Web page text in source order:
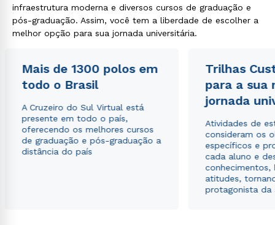
infraestrutura moderna e diversos cursos de graduação e
pós-graduação. Assim, você tem a liberdade de escolher a
melhor opção para sua jornada universitária.
Mais de 1300 polos em
todo o Brasil
A Cruzeiro do Sul Virtual está
presente em todo o país,
oferecendo os melhores cursos
de graduação e pós-graduação a
distância do país
Trilhas
para a sua
jornada
Atividades de
consideram os
específicos e
cada aluno e
conhecimentos,
atitudes,
protagonista da